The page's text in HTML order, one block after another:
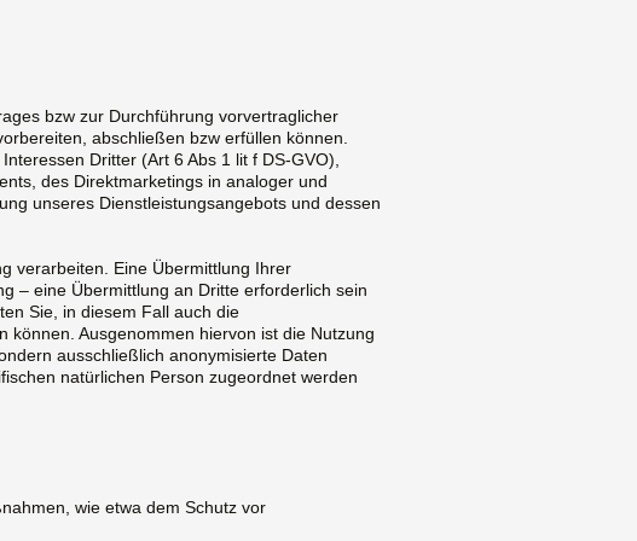
bzw zur Durchführung vorvertraglicher
abschließen bzw erfüllen können.
Dritter (Art 6 Abs 1 lit f DS-GVO),
des Direktmarketings in analoger und
unseres Dienstleistungsangebots und dessen
verarbeiten. Eine Übermittlung Ihrer
– eine Übermittlung an Dritte erforderlich sein
Sie, in diesem Fall auch die
können. Ausgenommen hiervon ist die Nutzung
ausschließlich anonymisierte Daten
natürlichen Person zugeordnet werden
wie etwa dem Schutz vor